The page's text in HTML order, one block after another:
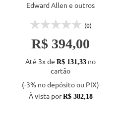
Edward Allen e outros
(0)
R$ 394,00
Até 3x de R$ 131,33 no
cartão
(-3% no depósito ou PIX)
À vista porR$ 382,18